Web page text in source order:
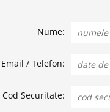
Nume:
Email / Telefon:
Cod Securitate: